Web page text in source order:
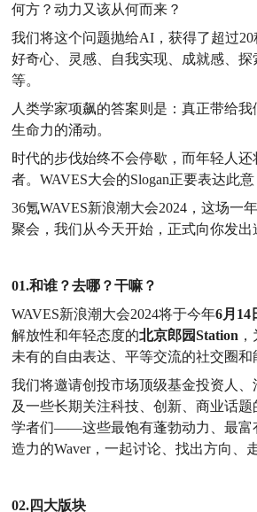
何方？动力又该从何而来？
我们将这个问题抛给AI，获得了超过20
好奇心、灵感、自我实现、成就感、
等。
人类学家项飙的答案则是：真正带给
生命力的涌动。
时代的步伐始终不会停歇，而年轻人
者。WAVES大会的Slogan正要表达此
36氪WAVES新浪潮大会2024，这场一
聚会，我们从今天开始，正式向你发出
01.和谁？去哪？干嘛？
WAVES新浪潮大会2024将于今年6月14
解放性和年轻态度的北京郎园Station
未有的自由表达、平等交流的社交圈和
我们将邀请创投市场顶级基金投资人、
及一些长期关注科技、创新、商业话题
学者们——这些最饱有蓬勃动力、最富
造力的Waver，一起讨论、找出方向、
02.四大版块